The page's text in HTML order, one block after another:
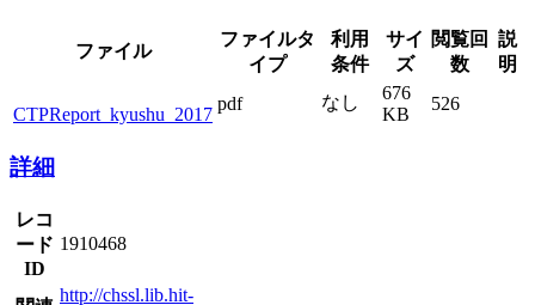
ファイル
ファイルタ
イプ
利用
条件
サイ
ズ
閲覧回
数
説
明
CTPReport_kyushu_2017
pdf なし
676
KB
526
詳細
レコ
ード
ID
1910468
http://chssl.lib.hit-